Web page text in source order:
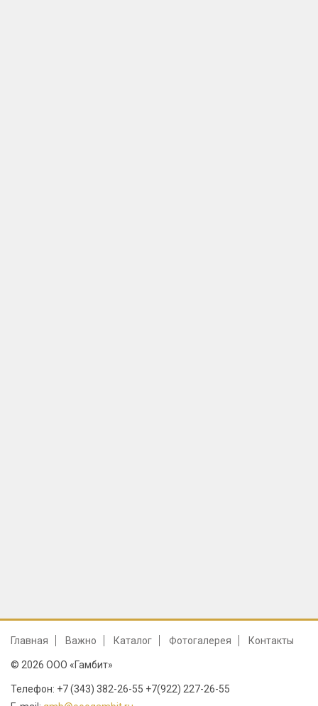
Главная Важно Каталог Фотогалерея Контакты
© 2026 ООО «Гамбит»
Телефон: +7 (343) 382-26-55 +7(922) 227-26-55